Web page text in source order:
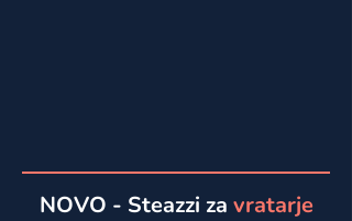
NOVO - Steazzi za vratarje